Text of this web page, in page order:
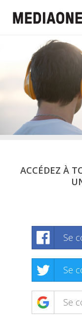
ACCÉDEZ À
Se
Se
Se